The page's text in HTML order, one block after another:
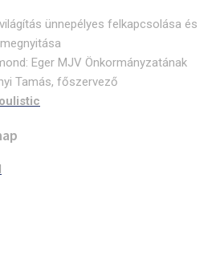
ünnepélyes felkapcsolása és
Eger MJV Önkormányzatának
Tamás, főszervező